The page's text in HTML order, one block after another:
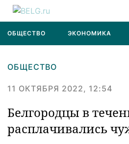
ОБЩЕСТВО ЭКОНОМИКА
ОБЩЕСТВО
11 ОКТЯБРЯ 2022, 12:54
Белгородцы в
расплачивались